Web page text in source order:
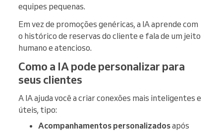
equipes pequenas.
Em vez de promoções genéricas, a IA aprende com
o histórico de reservas do cliente e fala de um jeito
humano e atencioso.
Como a IA pode personalizar para
seus clientes
A IA ajuda você a criar conexões mais inteligentes e
úteis, tipo:
Acompanhamentos personalizadosapós